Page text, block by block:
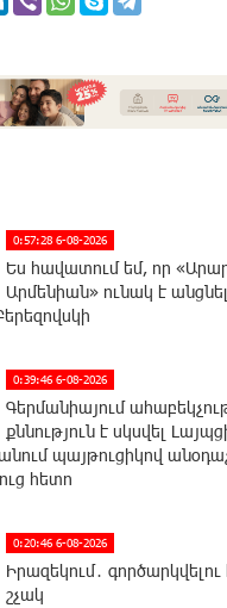
0:57:28 6-08-2026
Ես հավատում եմ, որ
Արմենիան» ունակ է
0:39:46 6-08-2026
Գերմանիայում
քննություն է սկսվել
պայթուցիկով
հետո
0:20:46 6-08-2026
Իրազեկում․
շչակ